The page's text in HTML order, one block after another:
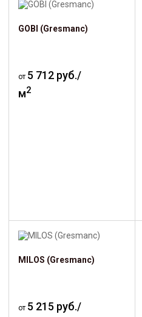
GOBI (Gresmanc)
от 5 712 руб./
м2
MILOS (Gresmanc)
от 5 215 руб./